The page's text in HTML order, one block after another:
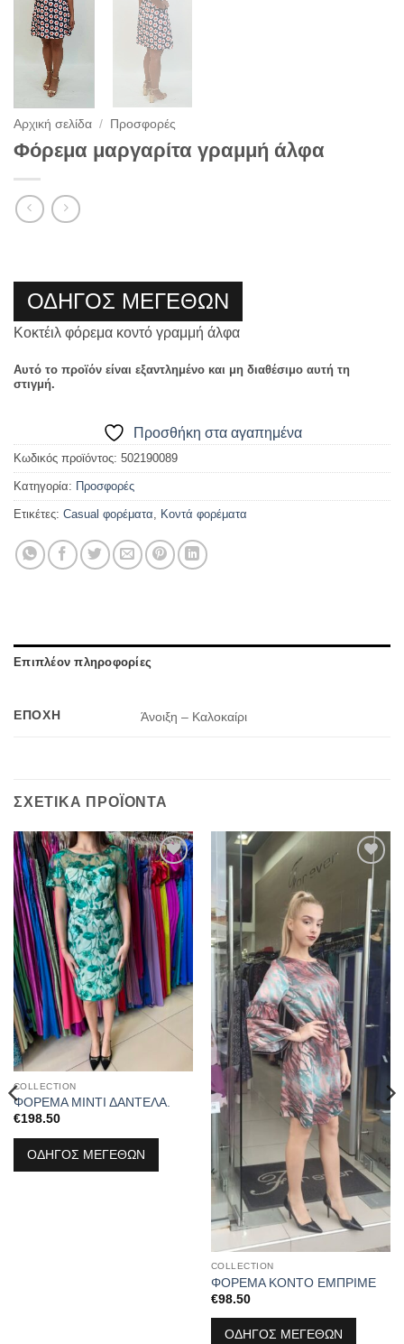
Αρχική σελίδα / Προσφορές
Φόρεμα μαργαρίτα γραμμή άλφα
ΟΔΗΓΟΣ ΜΕΓΕΘΩΝ
Κοκτέιλ φόρεμα κοντό γραμμή άλφα
Αυτό το προϊόν είναι εξαντλημένο και μη διαθέσιμο αυτή τη
στιγμή.
Προσθήκη στα αγαπημένα
Κωδικός προϊόντος: 502190089
Κατηγορία: Προσφορές
Ετικέτες: Casual φορέματα, Κοντά φορέματα
Επιπλέον πληροφορίες
ΕΠΟΧΉ Άνοιξη – Καλοκαίρι
ΣΧΕΤΙΚΆ ΠΡΟΪΌΝΤΑ
Προσθήκη
στα
αγαπημένα
COLLECTION
ΦΟΡΕΜΑ ΜΙΝΤΙ ΔΑΝΤΕΛΑ.
€198.50
ΟΔΗΓΟΣ ΜΕΓΕΘΩΝ
Προσθήκη
αγαπημένα
COLLECTION
ΦΟΡΕΜΑ ΚΟΝΤΟ ΕΜΠΡΙΜΕ
€98.50
ΟΔΗΓΟΣ ΜΕΓΕΘΩΝ